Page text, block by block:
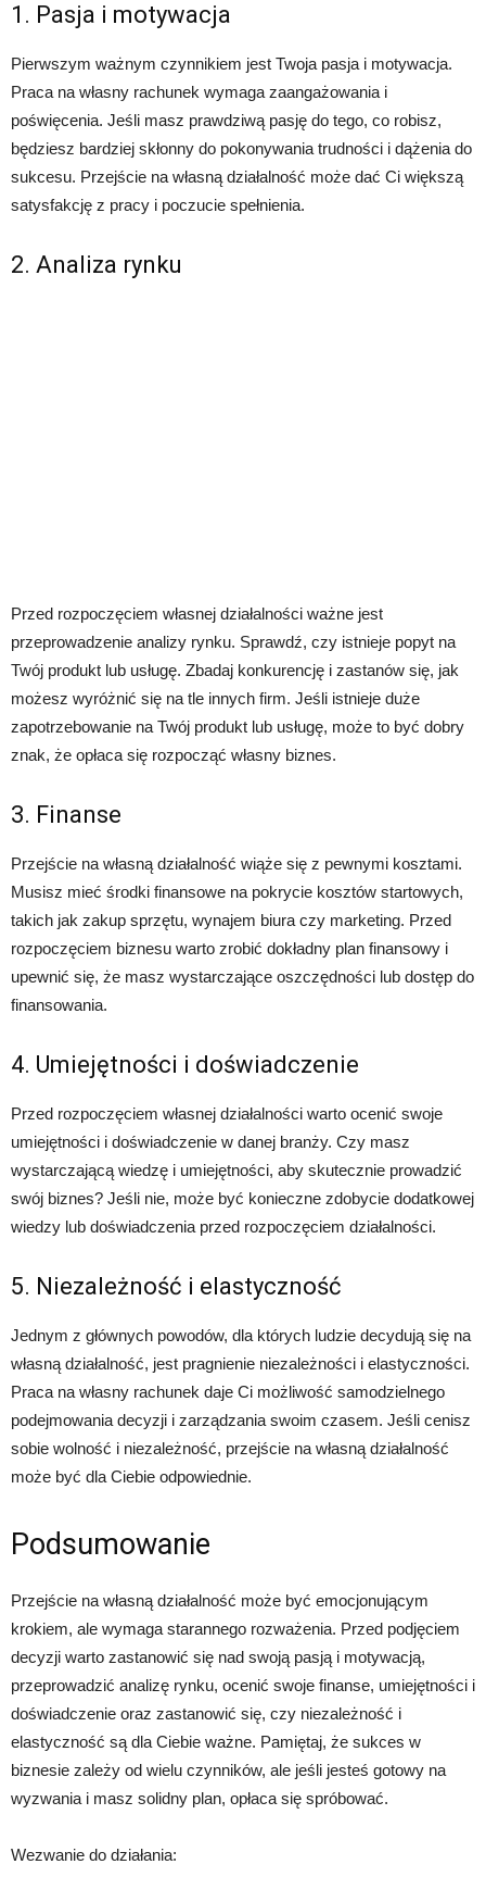
1. Pasja i motywacja
Pierwszym ważnym czynnikiem jest Twoja pasja i motywacja.
Praca na własny rachunek wymaga zaangażowania i
poświęcenia. Jeśli masz prawdziwą pasję do tego, co robisz,
będziesz bardziej skłonny do pokonywania trudności i dążenia do
sukcesu. Przejście na własną działalność może dać Ci większą
satysfakcję z pracy i poczucie spełnienia.
2. Analiza rynku
Przed rozpoczęciem własnej działalności ważne jest
przeprowadzenie analizy rynku. Sprawdź, czy istnieje popyt na
Twój produkt lub usługę. Zbadaj konkurencję i zastanów się, jak
możesz wyróżnić się na tle innych firm. Jeśli istnieje duże
zapotrzebowanie na Twój produkt lub usługę, może to być dobry
znak, że opłaca się rozpocząć własny biznes.
3. Finanse
Przejście na własną działalność wiąże się z pewnymi kosztami.
Musisz mieć środki finansowe na pokrycie kosztów startowych,
takich jak zakup sprzętu, wynajem biura czy marketing. Przed
rozpoczęciem biznesu warto zrobić dokładny plan finansowy i
upewnić się, że masz wystarczające oszczędności lub dostęp do
finansowania.
4. Umiejętności i doświadczenie
Przed rozpoczęciem własnej działalności warto ocenić swoje
umiejętności i doświadczenie w danej branży. Czy masz
wystarczającą wiedzę i umiejętności, aby skutecznie prowadzić
swój biznes? Jeśli nie, może być konieczne zdobycie dodatkowej
wiedzy lub doświadczenia przed rozpoczęciem działalności.
5. Niezależność i elastyczność
Jednym z głównych powodów, dla których ludzie decydują się na
własną działalność, jest pragnienie niezależności i elastyczności.
Praca na własny rachunek daje Ci możliwość samodzielnego
podejmowania decyzji i zarządzania swoim czasem. Jeśli cenisz
sobie wolność i niezależność, przejście na własną działalność
może być dla Ciebie odpowiednie.
Podsumowanie
Przejście na własną działalność może być emocjonującym
krokiem, ale wymaga starannego rozważenia. Przed podjęciem
decyzji warto zastanowić się nad swoją pasją i motywacją,
przeprowadzić analizę rynku, ocenić swoje finanse, umiejętności i
doświadczenie oraz zastanowić się, czy niezależność i
elastyczność są dla Ciebie ważne. Pamiętaj, że sukces w
biznesie zależy od wielu czynników, ale jeśli jesteś gotowy na
wyzwania i masz solidny plan, opłaca się spróbować.
Wezwanie do działania: